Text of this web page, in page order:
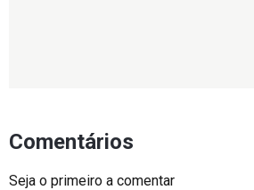
Comentários
Seja o primeiro a comentar